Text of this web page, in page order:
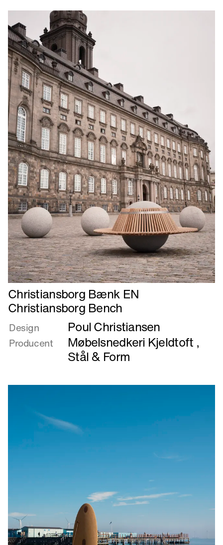
Tunnel
(Two-
Seater)
Læs
mere
Christiansborg
Bænk
Christiansborg Bænk EN
Christiansborg Bench
Design Poul Christiansen
Møbelsnedkeri Kjeldtoft ,
Stål & Form